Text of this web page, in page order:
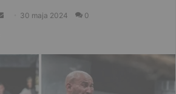
Send 30 maja 2024 0